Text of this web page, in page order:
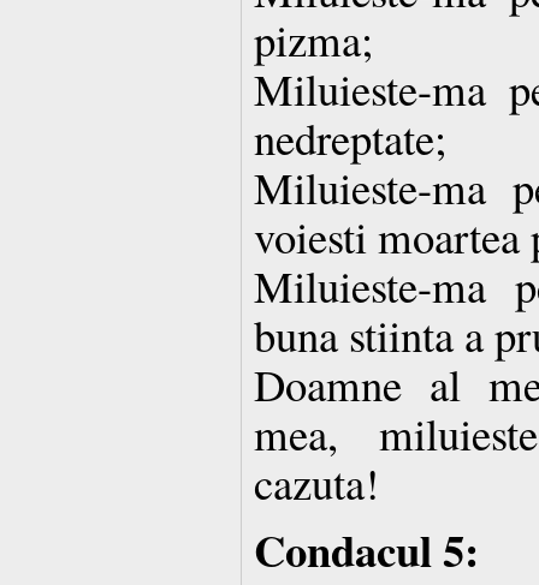
pizma;
Miluieste-ma
nedreptate;
Miluieste-ma
voiesti moartea
Miluieste-ma
buna stiinta a
Doamne al
mea,
cazuta!
Condacul 5: